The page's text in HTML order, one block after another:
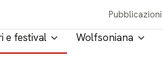
Pubblicazioni
e festival Wolfsoniana